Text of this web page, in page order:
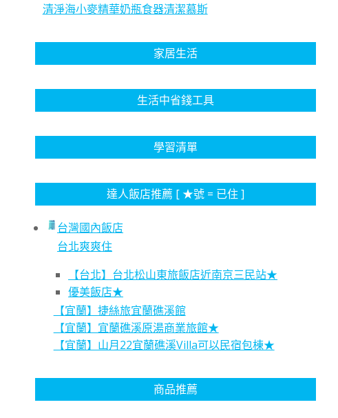
清淨海小麥精華奶瓶食器清潔慕斯
家居生活
生活中省錢工具
學習清單
達人飯店推薦 [ ★號 = 已住 ]
台灣國內飯店
台北爽爽住
【台北】台北松山東旅飯店近南京三民站★
優美飯店★
【宜蘭】捷絲旅宜蘭礁溪館
【宜蘭】宜蘭礁溪原湯商業旅館★
【宜蘭】山月22宜蘭礁溪Villa可以民宿包棟★
商品推薦